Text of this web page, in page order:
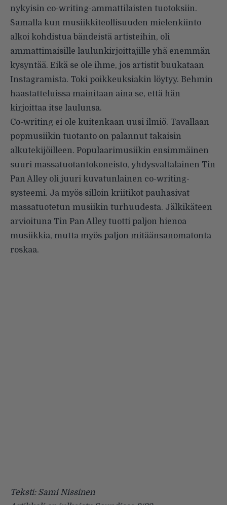
nykyisin co-writing-ammattilaisten tuotoksiin.
Samalla kun musiikkiteollisuuden mielenkiinto
alkoi kohdistua bändeistä artisteihin, oli
ammattimaisille laulunkirjoittajille yhä enemmän
kysyntää. Eikä se ole ihme, jos artistit buukataan
Instagramista. Toki poikkeuksiakin löytyy. Behmin
haastatteluissa mainitaan aina se, että hän
kirjoittaa itse laulunsa.
Co-writing ei ole kuitenkaan uusi ilmiö. Tavallaan
popmusiikin tuotanto on palannut takaisin
alkutekijöilleen. Populaarimusiikin ensimmäinen
suuri massatuotantokoneisto, yhdysvaltalainen Tin
Pan Alley oli juuri kuvatunlainen co-writing-
systeemi. Ja myös silloin kriitikot pauhasivat
massatuotetun musiikin turhuudesta. Jälkikäteen
arvioituna Tin Pan Alley tuotti paljon hienoa
musiikkia, mutta myös paljon mitäänsanomatonta
roskaa.
Teksti: Sami Nissinen